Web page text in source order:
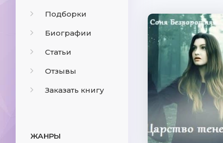
Подборки
Биографии
Статьи
Отзывы
Заказать книгу
ЖАНРЫ